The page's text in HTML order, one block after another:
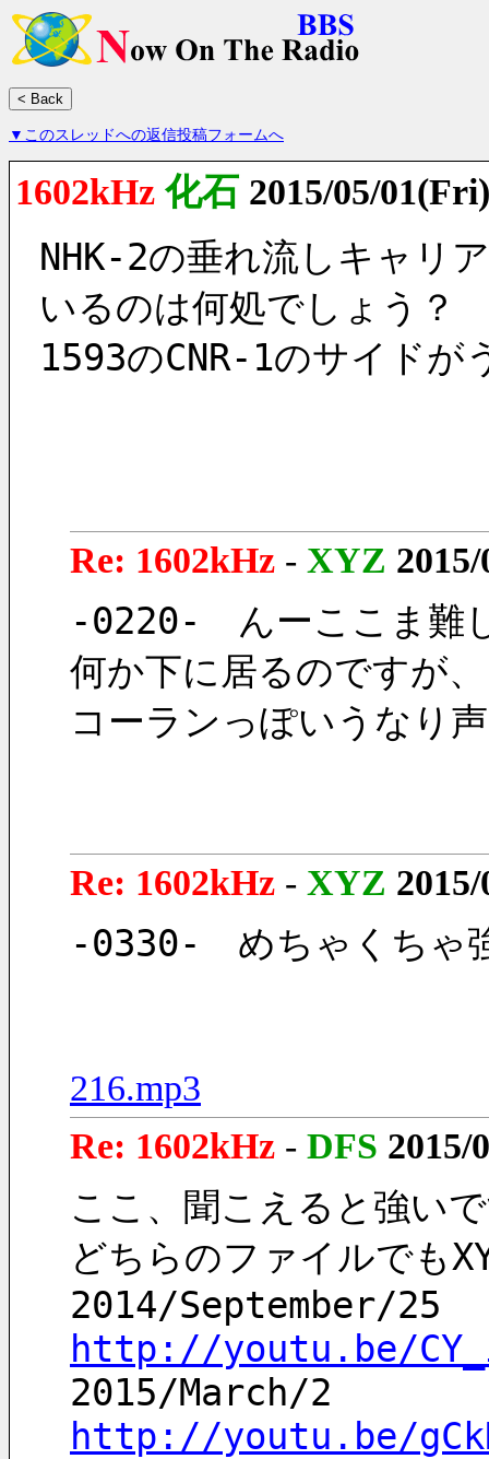
▼このスレッドへの返信投稿フォームへ
1602kHz 化石 2015/05/
NHK-2の垂れ流しキャ
いるのは何処でしょう？
1593のCNR-1のサイドが
Re: 1602kHz - XYZ
-0220-　んーここま難
何か下に居るのですが
コーランっぽいうなり
Re: 1602kHz - XYZ
-0330-　めちゃくちゃ
216.mp3
Re: 1602kHz - DFS 2015/
ここ、聞こえると強い
どちらのファイルでも
2014/September/25
http://youtu.be/
2015/March/2
http://youtu.be/